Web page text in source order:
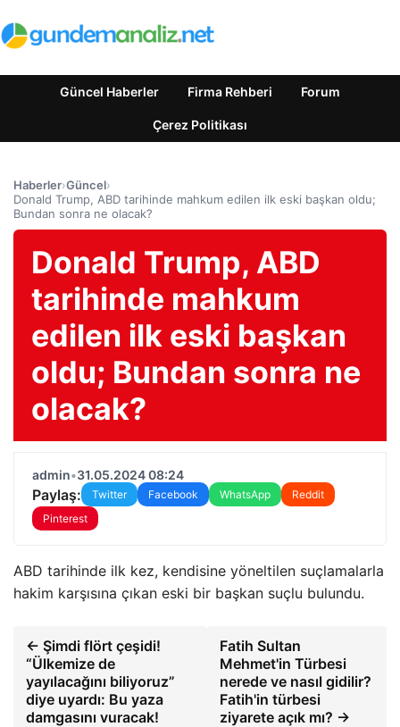
Güncel Haberler Firma Rehberi Forum
Çerez Politikası
Haberler›Güncel›
Donald Trump, ABD tarihinde mahkum edilen ilk eski başkan oldu;
Bundan sonra ne olacak?
Donald Trump, ABD
tarihinde mahkum
edilen ilk eski başkan
oldu; Bundan sonra ne
olacak?
admin•31.05.2024 08:24
Paylaş: Twitter Facebook WhatsApp
Reddit
Pinterest
ABD tarihinde ilk kez, kendisine yöneltilen suçlamalarla
hakim karşısına çıkan eski bir başkan suçlu bulundu.
← Şimdi flört çeşidi!
“Ülkemize de
yayılacağını biliyoruz”
diye uyardı: Bu yaza
damgasını vuracak!
Fatih Sultan
Mehmet'in Türbesi
nerede ve nasıl gidilir?
Fatih'in türbesi
ziyarete açık mı? →